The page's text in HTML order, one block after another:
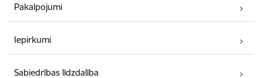
Pakalpojumi
Iepirkumi
Sabiedrības līdzdalība